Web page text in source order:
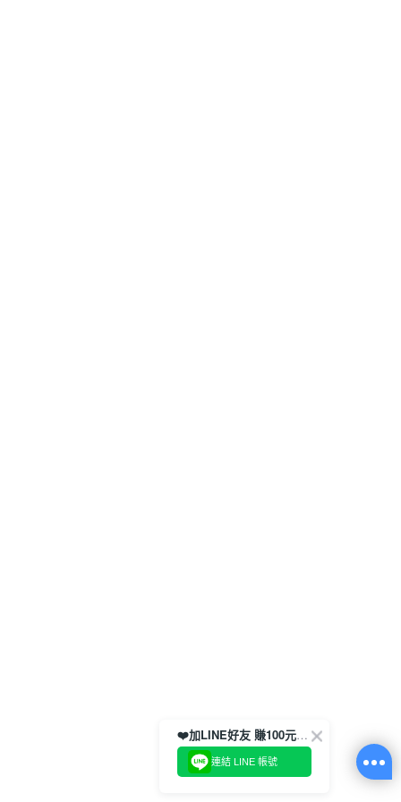
❤️加LINE好友 賺100元券！
連結 LINE 帳號